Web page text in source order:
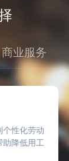
商业服务
性化劳动
降低用工